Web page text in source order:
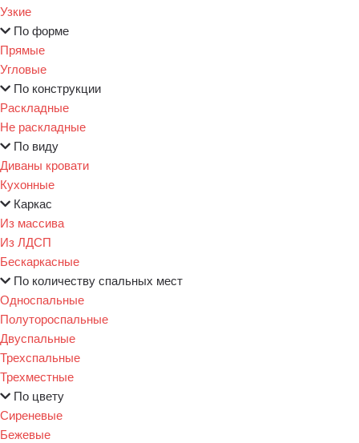
Узкие
По форме
Прямые
Угловые
По конструкции
Раскладные
Не раскладные
По виду
Диваны кровати
Кухонные
Каркас
Из массива
Из ЛДСП
Бескаркасные
По количеству спальных мест
Односпальные
Полутороспальные
Двуспальные
Трехспальные
Трехместные
По цвету
Сиреневые
Бежевые